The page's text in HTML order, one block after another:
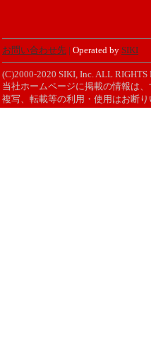
お問い合わせ先 Operated by SIKI
(C)2000-2020 SIKI, Inc. ALL RIGHTS
当社ホームページに掲載の情報は
複写、転載等の利用・使用はお断り